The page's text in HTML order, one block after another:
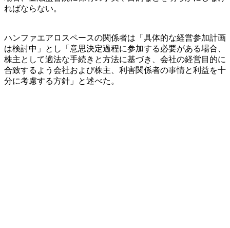
ればならない。
ハンファエアロスペースの関係者は「具体的な経営参加計画
は検討中」とし「意思決定過程に参加する必要がある場合、
株主として適法な手続きと方法に基づき、会社の経営目的に
合致するよう会社および株主、利害関係者の事情と利益を十
分に考慮する方針」と述べた。